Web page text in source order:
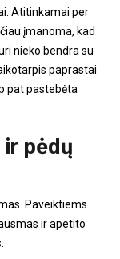
Atitinkamai per
įmanoma, kad
nieko bendra su
paprastai
pat pastebėta
ir pėdų
Paveiktiems
ir apetito